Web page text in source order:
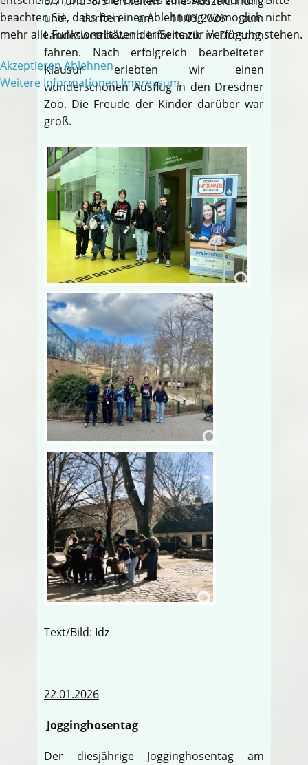
und durften am 11.03.2026 zum
Landeswettbewerb Informatik in Dresden
fahren. Nach erfolgreich bearbeiteter
Klausur erlebten wir einen
wunderschönen Ausflug in den Dresdner
Zoo. Die Freude der Kinder darüber war
groß.
Text/Bild: Idz
22.01.2026
Jogginghosentag
Der diesjährige Jogginghosentag am
beachten Sie, dass bei einer Ablehnung womöglich nicht
mehr alle Funktionalitäten der Seite zur Verfügung stehen.
AkzeptierenAblehnen
Weitere Informationen Impressum